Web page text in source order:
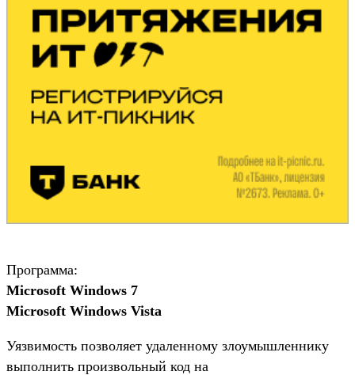
Программа:
Microsoft Windows 7
Microsoft Windows Vista
Уязвимость позволяет удаленному злоумышленнику
выполнить произвольный код на